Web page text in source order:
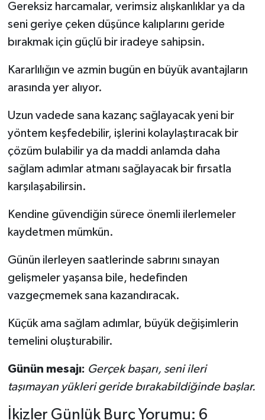
Gereksiz harcamalar, verimsiz alışkanlıklar ya da
seni geriye çeken düşünce kalıplarını geride
bırakmak için güçlü bir iradeye sahipsin.
Kararlılığın ve azmin bugün en büyük avantajların
arasında yer alıyor.
Uzun vadede sana kazanç sağlayacak yeni bir
yöntem keşfedebilir, işlerini kolaylaştıracak bir
çözüm bulabilir ya da maddi anlamda daha
sağlam adımlar atmanı sağlayacak bir fırsatla
karşılaşabilirsin.
Kendine güvendiğin sürece önemli ilerlemeler
kaydetmen mümkün.
Günün ilerleyen saatlerinde sabrını sınayan
gelişmeler yaşansa bile, hedefinden
vazgeçmemek sana kazandıracak.
Küçük ama sağlam adımlar, büyük değişimlerin
temelini oluşturabilir.
Günün mesajı: Gerçek başarı, seni ileri
taşımayan yükleri geride bırakabildiğinde başlar.
İkizler Günlük Burç Yorumu: 6